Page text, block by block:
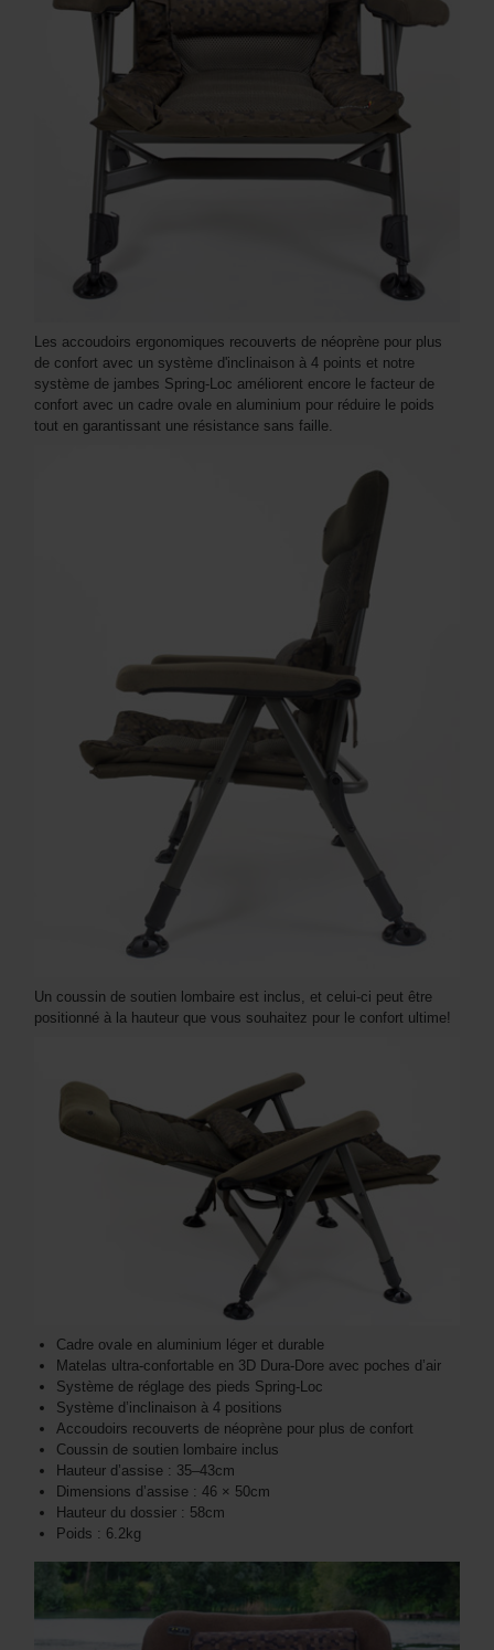
Les accoudoirs ergonomiques recouverts de néoprène pour plus
de confort avec un système d'inclinaison à 4 points et notre
système de jambes Spring-Loc améliorent encore le facteur de
confort avec un cadre ovale en aluminium pour réduire le poids
tout en garantissant une résistance sans faille.
Un coussin de soutien lombaire est inclus, et celui-ci peut être
positionné à la hauteur que vous souhaitez pour le confort ultime!
Cadre ovale en aluminium léger et durable
Matelas ultra-confortable en 3D Dura-Dore avec poches d’air
Système de réglage des pieds Spring-Loc
Système d’inclinaison à 4 positions
Accoudoirs recouverts de néoprène pour plus de confort
Coussin de soutien lombaire inclus
Hauteur d’assise : 35–43cm
Dimensions d’assise : 46 × 50cm
Hauteur du dossier : 58cm
Poids : 6.2kg